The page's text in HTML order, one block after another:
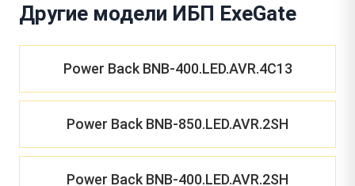
Другие модели ИБП ExeGate
Power Back BNB-400.LED.AVR.4C13
Power Back BNB-850.LED.AVR.2SH
Power Back BNB-400.LED.AVR.2SH